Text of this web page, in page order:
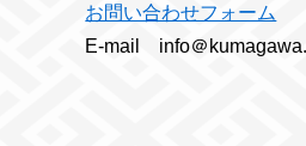
お問い合わせフォーム
E-mail info＠